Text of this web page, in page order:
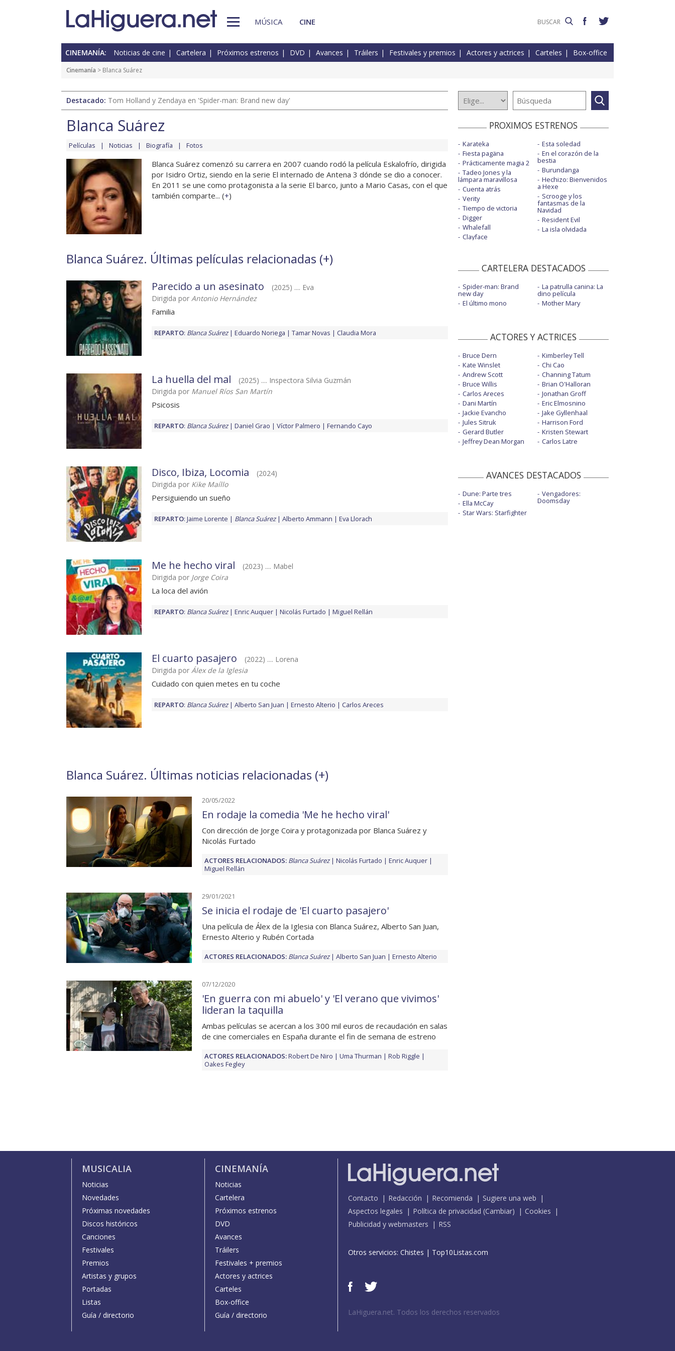
MÚSICA CINE
CINEMANÍA: Noticias de cine Cartelera Próximos estrenos DVD Avances Tráilers Festivales y premios Actores y actrices Carteles Box-office
Cinemanía > Blanca Suárez
Destacado: Tom Holland y Zendaya en 'Spider-man: Brand new day'
Blanca Suárez
Películas Noticias Biografía Fotos
Blanca Suárez comenzó su carrera en 2007 cuando rodó la película Eskalofrío, dirigida
por Isidro Ortiz, siendo en la serie El internado de Antena 3 dónde se dio a conocer.
En 2011 se une como protagonista a la serie El barco, junto a Mario Casas, con el que
también comparte... (+)
Blanca Suárez. Últimas películas relacionadas (+)
Parecido a un asesinato
(2025) .... Eva
Dirigida por Antonio Hernández
Familia
REPARTO: Blanca Suárez Eduardo Noriega Tamar Novas Claudia Mora
La huella del mal
(2025) .... Inspectora Silvia Guzmán
Dirigida por Manuel Ríos San Martín
Psicosis
REPARTO: Blanca Suárez Daniel Grao Víctor Palmero Fernando Cayo
Disco, Ibiza, Locomia
(2024)
Dirigida por Kike Maíllo
Persiguiendo un sueño
REPARTO: Jaime Lorente Blanca Suárez Alberto Ammann Eva Llorach
Me he hecho viral
(2023) .... Mabel
Dirigida por Jorge Coira
La loca del avión
REPARTO: Blanca Suárez Enric Auquer Nicolás Furtado Miguel Rellán
El cuarto pasajero
(2022) .... Lorena
Dirigida por Álex de la Iglesia
Cuidado con quien metes en tu coche
REPARTO: Blanca Suárez Alberto San Juan Ernesto Alterio Carlos Areces
Blanca Suárez. Últimas noticias relacionadas (+)
20/05/2022
En rodaje la comedia 'Me he hecho viral'
Con dirección de Jorge Coira y protagonizada por Blanca Suárez y
Nicolás Furtado
ACTORES RELACIONADOS: Blanca Suárez Nicolás Furtado
Enric Auquer
Miguel Rellán
29/01/2021
Se inicia el rodaje de 'El cuarto pasajero'
Una película de Álex de la Iglesia con Blanca Suárez, Alberto San Juan,
Ernesto Alterio y Rubén Cortada
ACTORES RELACIONADOS: Blanca Suárez Alberto San Juan Ernesto Alterio
07/12/2020
'En guerra con mi abuelo' y 'El verano que vivimos'
lideran la taquilla
Ambas películas se acercan a los 300 mil euros de recaudación en salas
de cine comerciales en España durante el fin de semana de estreno
ACTORES RELACIONADOS:Robert De Niro Uma Thurman
Rob Riggle
Oakes Fegley
PROXIMOS ESTRENOS
Karateka
Fiesta pagäna
Prácticamente magia 2
Tadeo Jones y la
lámpara maravillosa
Cuenta atrás
Verity
Tiempo de victoria
Digger
Whalefall
Clayface
Esta soledad
En el corazón de la
bestia
Burundanga
Hechizo: Bienvenidos
a Hexe
Scrooge y los
fantasmas de la
Navidad
Resident Evil
La isla olvidada
CARTELERA DESTACADOS
Spider-man: Brand
new day
El último mono
La patrulla canina: La
dino película
Mother Mary
ACTORES Y ACTRICES
Bruce Dern
Kate Winslet
Andrew Scott
Bruce Willis
Carlos Areces
Dani Martín
Jackie Evancho
Jules Sitruk
Gerard Butler
Jeffrey Dean Morgan
Kimberley Tell
Chi Cao
Channing Tatum
Brian O'Halloran
Jonathan Groff
Eric Elmosnino
Jake Gyllenhaal
Harrison Ford
Kristen Stewart
Carlos Latre
AVANCES DESTACADOS
Dune: Parte tres
Ella McCay
Star Wars: Starfighter
Vengadores:
Doomsday
MUSICALIA
Noticias
Novedades
Próximas novedades
Discos históricos
Canciones
Festivales
Premios
Artistas y grupos
Portadas
Listas
Guía / directorio
CINEMANÍA
Noticias
Cartelera
Próximos estrenos
DVD
Avances
Tráilers
Festivales + premios
Actores y actrices
Carteles
Box-office
Guía / directorio
Contacto Redacción Recomienda
Sugiere una web
Aspectos legales
Política de privacidad (Cambiar)
Cookies
Publicidad y webmasters
RSS
Otros servicios: Chistes | Top10Listas.com
LaHiguera.net. Todos los derechos reservados